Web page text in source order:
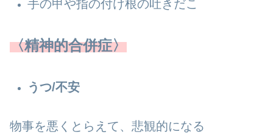
手の甲や指の付け根の吐きだこ
〈精神的合併症〉
うつ/不安
物事を悪くとらえて、悲観的になる